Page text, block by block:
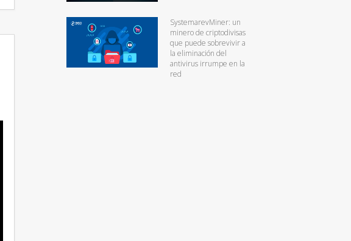
SystemarevMiner: un
minero de criptodivisas
que puede sobrevivir a
la eliminación del
antivirus irrumpe en la
red